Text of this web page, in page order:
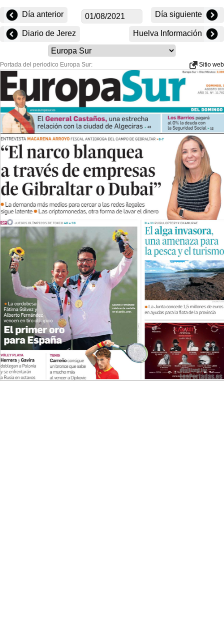
Día anterior Día siguiente
Diario de Jerez Huelva Información
Portada del periodico Europa Sur: Sitio web